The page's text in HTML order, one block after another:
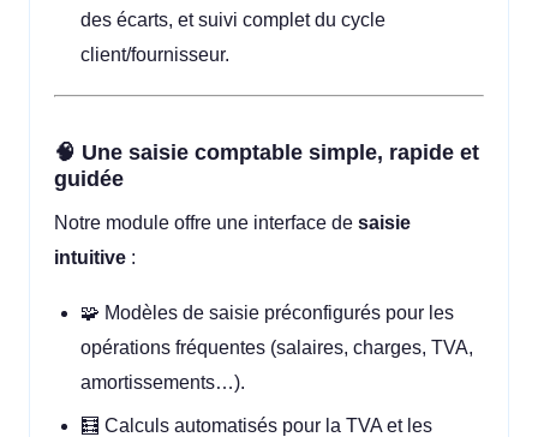
des écarts, et suivi complet du cycle
client/fournisseur.
🧠 Une saisie comptable simple, rapide et
guidée
Notre module offre une interface de saisie
intuitive :
🧩 Modèles de saisie préconfigurés pour les
opérations fréquentes (salaires, charges, TVA,
amortissements…).
🧮 Calculs automatisés pour la TVA et les